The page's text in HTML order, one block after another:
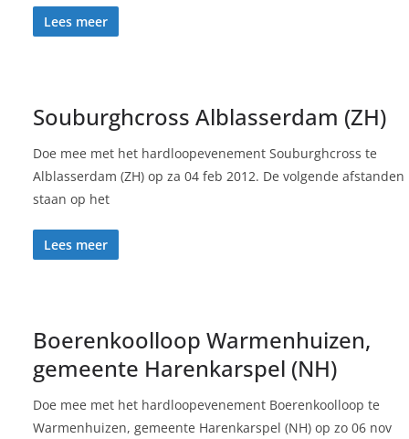
Lees meer
Souburghcross Alblasserdam (ZH)
Doe mee met het hardloopevenement Souburghcross te
Alblasserdam (ZH) op za 04 feb 2012. De volgende afstanden
staan op het
Lees meer
Boerenkoolloop Warmenhuizen,
gemeente Harenkarspel (NH)
Doe mee met het hardloopevenement Boerenkoolloop te
Warmenhuizen, gemeente Harenkarspel (NH) op zo 06 nov